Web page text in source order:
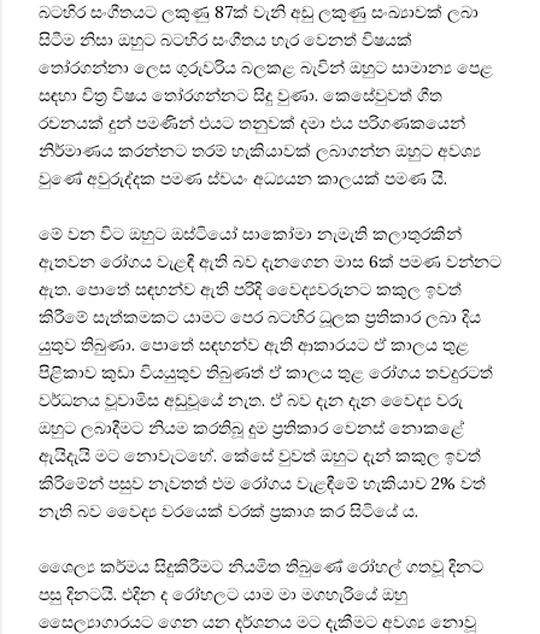
බටහිර සංගීතයට ලකුණු 87ක් වැනි අඩු ලකුණු සංඛ්‍යාවක් ලබා
සිටීම නිසා ඔහුට බටහිර සංගීතය හැර වෙනත් විෂයක්
තෝරගන්නා ලෙස ගුරුවරිය බලකළ බැවින් ඔහුට සාමාන්‍ය පෙළ
සඳහා චිත්‍ර විෂය තෝරගන්නට සිදු වුණා. කෙසේවුවත් ගීත
රචනයක් දුන් පමණින් එයට තනුවක් දමා එය පරිගණකයෙන්
නිර්මාණය කරන්නට තරම් හැකියාවක් ලබාගන්න ඔහුට අවශ්‍ය
වුණේ අවුරුද්දක පමණ ස්වයං අධ්‍යයන කාලයක් පමණ යි.
මේ වන විට ඔහුට ඔස්ටියෝ සාකෝමා නැමැති කලාතුරකින්
ඇතවන රෝගය වැළඳී ඇති බව දැනගෙන මාස 6ක් පමණ වන්නට
ඇත. පොතේ සඳහන්ව ඇති පරිදි වෛද්‍යවරුනට කකුල ඉවත්
කිරීමේ සැත්කමකට යාමට පෙර බටහිර ධූලක ප්‍රතිකාර ලබා දිය
යුතුව තිබුණා. පොතේ සඳහන්ව ඇති ආකාරයට ඒ කාලය තුළ
පිළිකාව කුඩා වියයුතුව තිබුණත් ඒ කාලය තුළ රෝගය තවදුරටත්
වර්ධනය වූවාමිස අඩුවූයේ නැත. ඒ බව දැන දැන වෛද්‍ය වරු
ඔහුට ලබාදීමට නියම කරතිබූ දුම ප්‍රතිකාර වෙනස් නොකළේ
ඇයිදැයි මට නොවැටහේ. කේසේ වුවත් ඔහුට දැන් කකුල ඉවත්
කිරිමේන් පසුව නැවතත් එම රෝගය වැළඳීමේ හැකියාව 2% වත්
නැති බව වෛද්‍ය වරයෙක් වරක් ප්‍රකාශ කර සිටියේ ය.
ශෛල්‍ය කර්මය සිදුකිරීමට නියමිත තිබුණේ රෝහල් ගතවූ දිනට
පසු දිනටයි. එදින ද රෝහලට යාම මා මගහැරියේ ඔහු
සෛල්‍යාගාරයට ගෙන යන දර්ශනය මට දැකීමට අවශ්‍ය නොවූ